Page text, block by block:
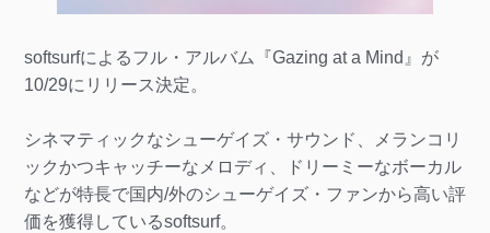
softsurfによるフル・アルバム『Gazing at a Mind』が
10/29にリリース決定。
シネマティックなシューゲイズ・サウンド、メランコリ
ックかつキャッチーなメロディ、ドリーミーなボーカル
などが特長で国内/外のシューゲイズ・ファンから高い評
価を獲得しているsoftsurf。